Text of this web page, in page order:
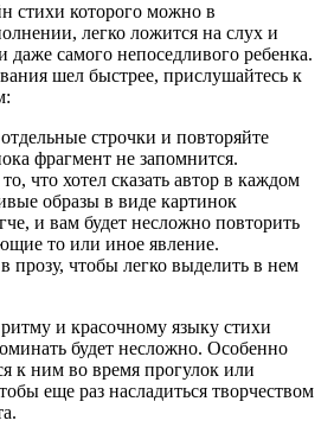
стихи которого можно в
легко ложится на слух и
даже самого непоседливого ребенка.
шел быстрее, прислушайтесь к
строчки и повторяйте
фрагмент не запомнится.
что хотел сказать автор в каждом
образы в виде картинок
и вам будет несложно повторить
то или иное явление.
прозу, чтобы легко выделить в нем
и красочному языку стихи
будет несложно. Особенно
к ним во время прогулок или
еще раз насладиться творчеством